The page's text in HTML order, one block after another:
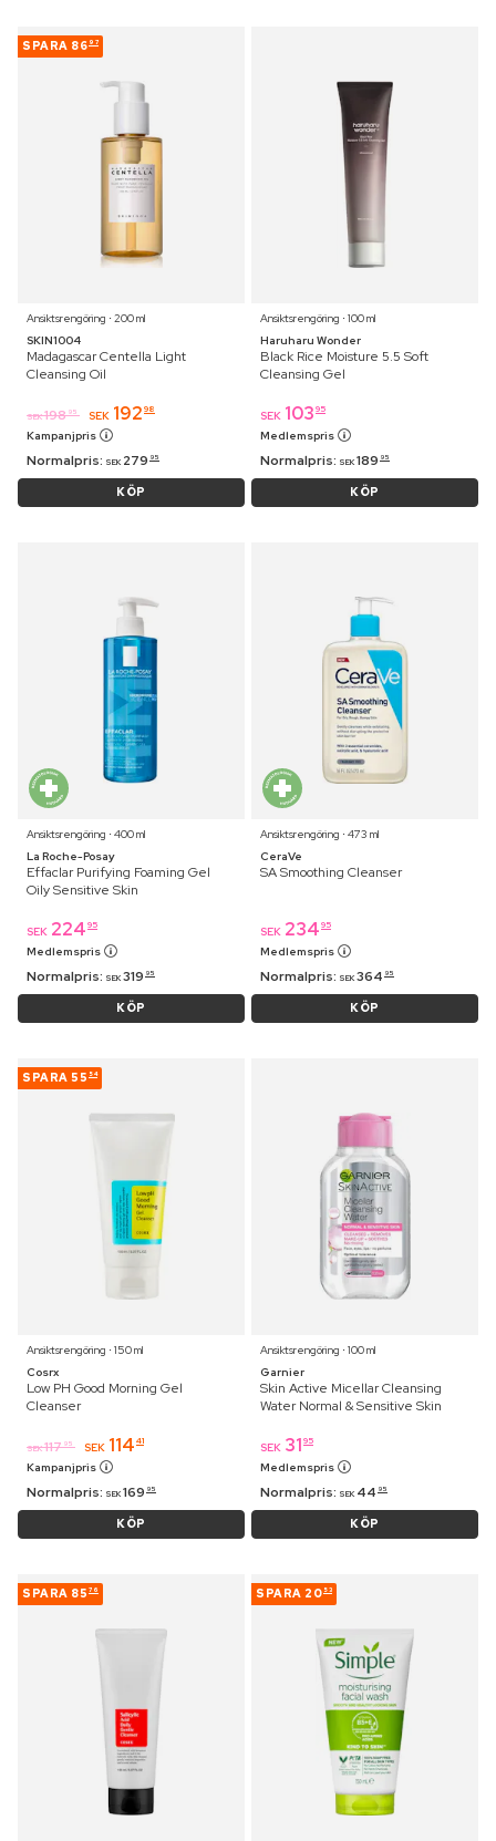
SPARA 86 97
Ansiktsrengöring ⋅ 200 ml
SKIN1004
Madagascar Centella Light
Cleansing Oil
SEK 198 95 SEK 192 98
Kampanjpris
Normalpris: SEK 279 95
KÖP
Ansiktsrengöring ⋅ 100 ml
Haruharu Wonder
Black Rice Moisture 5.5 Soft
Cleansing Gel
SEK 103 95
Medlemspris
Normalpris: SEK 189 95
KÖP
Ansiktsrengöring ⋅ 400 ml
La Roche-Posay
Effaclar Purifying Foaming Gel
Oily Sensitive Skin
SEK 224 95
Medlemspris
Normalpris: SEK 319 95
KÖP
Ansiktsrengöring ⋅ 473 ml
CeraVe
SA Smoothing Cleanser
SEK 234 95
Medlemspris
Normalpris: SEK 364 95
KÖP
SPARA 55 54
Ansiktsrengöring ⋅ 150 ml
Cosrx
Low PH Good Morning Gel
Cleanser
SEK 117 95 SEK 114 41
Kampanjpris
Normalpris: SEK 169 95
KÖP
Ansiktsrengöring ⋅ 100 ml
Garnier
Skin Active Micellar Cleansing
Water Normal & Sensitive Skin
SEK 31 95
Medlemspris
Normalpris: SEK 44 95
KÖP
SPARA 85 76 SPARA 20 53